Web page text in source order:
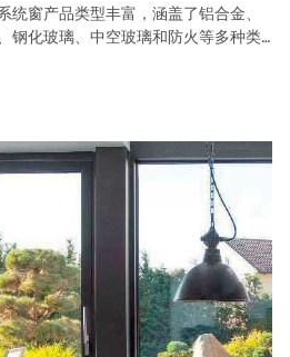
统窗产品类型丰富，涵盖了铝合金、
钢化玻璃、中空玻璃和防火等多种类